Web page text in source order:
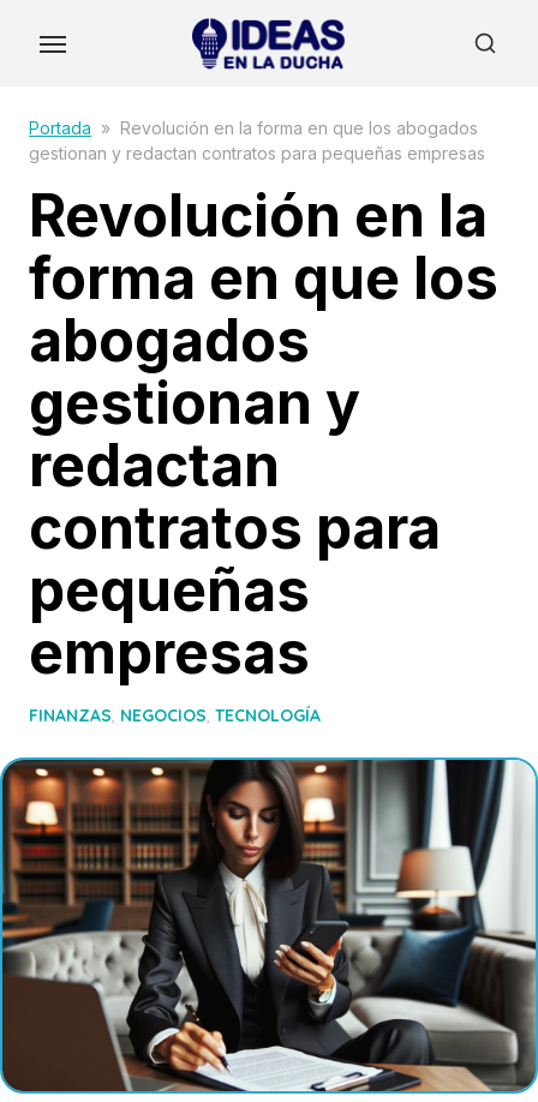
contentPortada » Revolución en la forma en que los abogados
gestionan y redactan contratos para pequeñas empresas
Revolución en la
forma en que los
abogados
gestionan y
redactan
contratos para
pequeñas
empresas
FINANZAS, NEGOCIOS, TECNOLOGÍA